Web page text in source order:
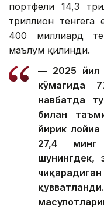
портфели 14,3
триллион
400 миллиард
маълум қилинди.
— 2025 йил
кўмагида
навбатда
билан
йирик
27,4 минг
шунингдек,